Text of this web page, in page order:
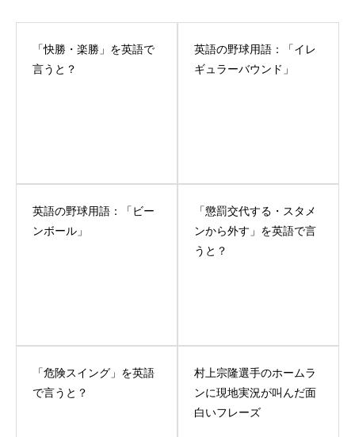
「快勝・楽勝」を英語で
言うと？
英語の野球用語：「イレ
ギュラーバウンド」
英語の野球用語：「ビー
ンボール」
「懲罰交代する・スタメ
ンから外す」を英語で言
うと？
「危険スイング」を英語
で言うと？
村上宗隆選手のホームラ
ンに現地実況が叫んだ面
白いフレーズ